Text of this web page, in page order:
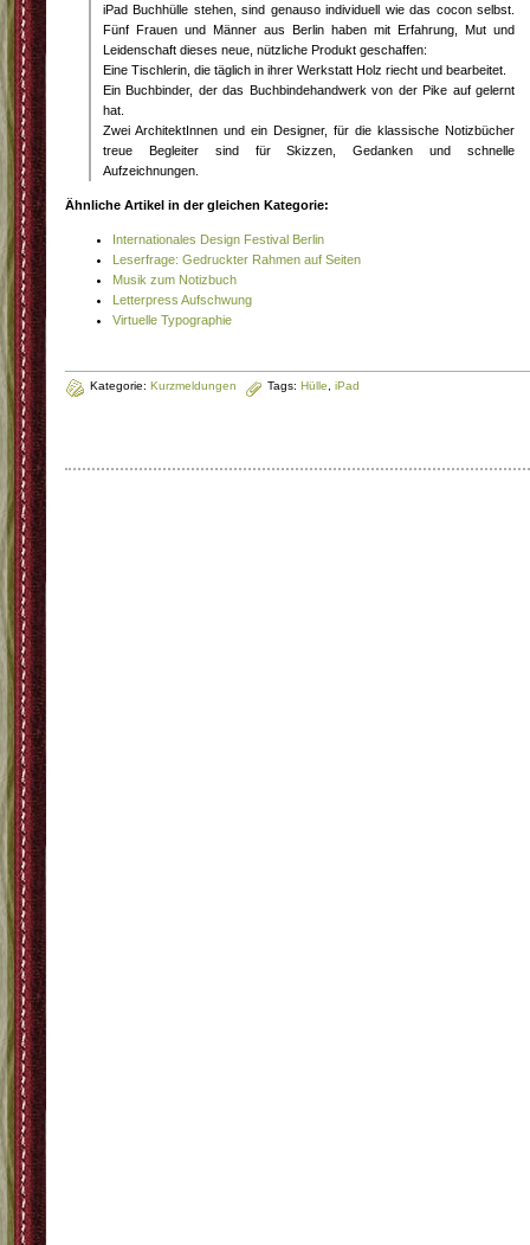
iPad Buchhülle stehen, sind genauso individuell wie das cocon selbst.
Fünf Frauen und Männer aus Berlin haben mit Erfahrung, Mut und
Leidenschaft dieses neue, nützliche Produkt geschaffen:
Eine Tischlerin, die täglich in ihrer Werkstatt Holz riecht und bearbeitet.
Ein Buchbinder, der das Buchbindehandwerk von der Pike auf gelernt
hat.
Zwei ArchitektInnen und ein Designer, für die klassische Notizbücher
treue Begleiter sind für Skizzen, Gedanken und schnelle
Aufzeichnungen.
Ähnliche Artikel in der gleichen Kategorie:
Internationales Design Festival Berlin
Leserfrage: Gedruckter Rahmen auf Seiten
Musik zum Notizbuch
Letterpress Aufschwung
Virtuelle Typographie
Kategorie: Kurzmeldungen Tags: Hülle iPad